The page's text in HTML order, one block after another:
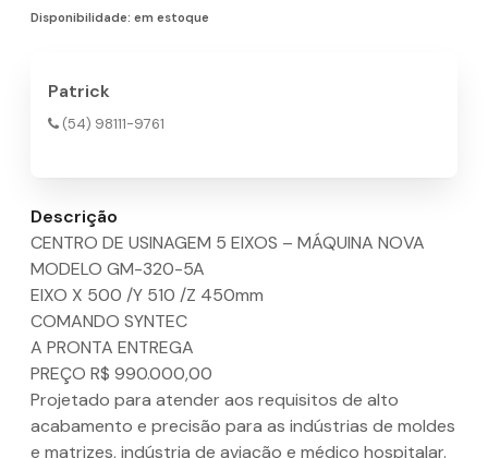
Disponibilidade: em estoque
Patrick
(54) 98111-9761
Descrição
CENTRO DE USINAGEM 5 EIXOS – MÁQUINA NOVA
MODELO GM-320-5A
EIXO X 500 /Y 510 /Z 450mm
COMANDO SYNTEC
A PRONTA ENTREGA
PREÇO R$ 990.000,00
Projetado para atender aos requisitos de alto
acabamento e precisão para as indústrias de moldes
e matrizes, indústria de aviação e médico hospitalar.